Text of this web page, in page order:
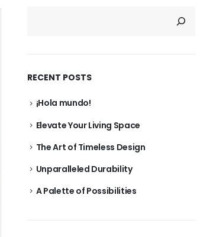
RECENT POSTS
¡Hola mundo!
Elevate Your Living Space
The Art of Timeless Design
Unparalleled Durability
A Palette of Possibilities